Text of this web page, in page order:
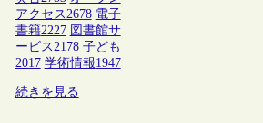
アクセス2678 電子
書籍2227 図書館サ
ービス2178 子ども
2017 学術情報1947
続きを見る